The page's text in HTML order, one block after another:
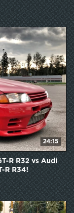
24:15
R R32 vs Audi
R R34!